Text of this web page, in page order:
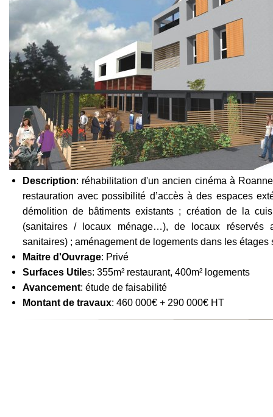
Description: réhabilitation d'un ancien cinéma à
restauration avec possibilité d’accès à des espaces
démolition de bâtiments existants ; création de la
(sanitaires / locaux ménage…), de locaux réservés
sanitaires) ; aménagement de logements dans les étages
Maitre d'Ouvrage: Privé
Surfaces Utiles: 355m² restaurant, 400m² logements
Avancement: étude de faisabilité
Montant de travaux: 460 000€ + 290 000€ HT